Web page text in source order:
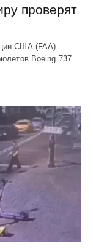
проверят
США (FAA)
Boeing 737